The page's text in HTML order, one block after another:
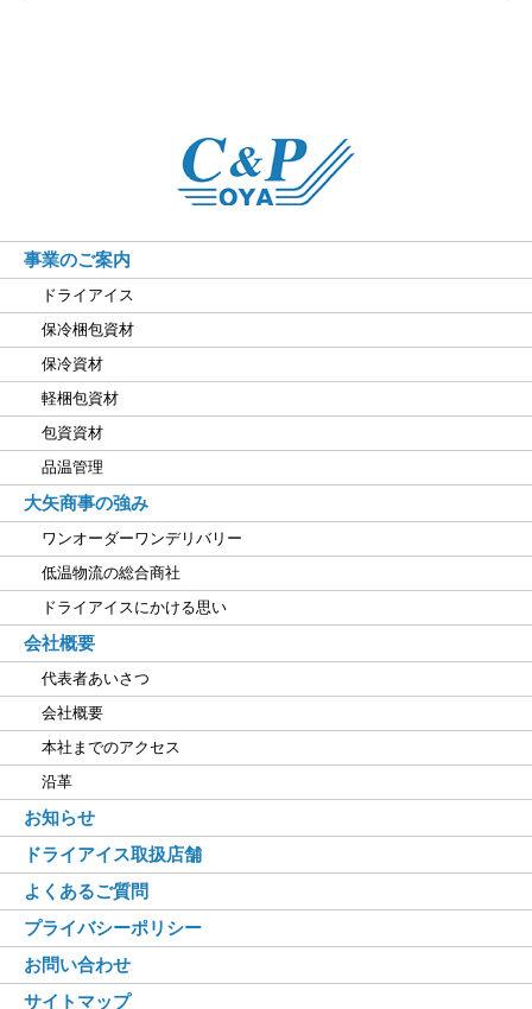
事業のご案内
ドライアイス
保冷梱包資材
保冷資材
軽梱包資材
包資資材
品温管理
大矢商事の強み
ワンオーダーワンデリバリー
低温物流の総合商社
ドライアイスにかける思い
会社概要
代表者あいさつ
会社概要
本社までのアクセス
沿革
お知らせ
ドライアイス取扱店舗
よくあるご質問
プライバシーポリシー
お問い合わせ
サイトマップ